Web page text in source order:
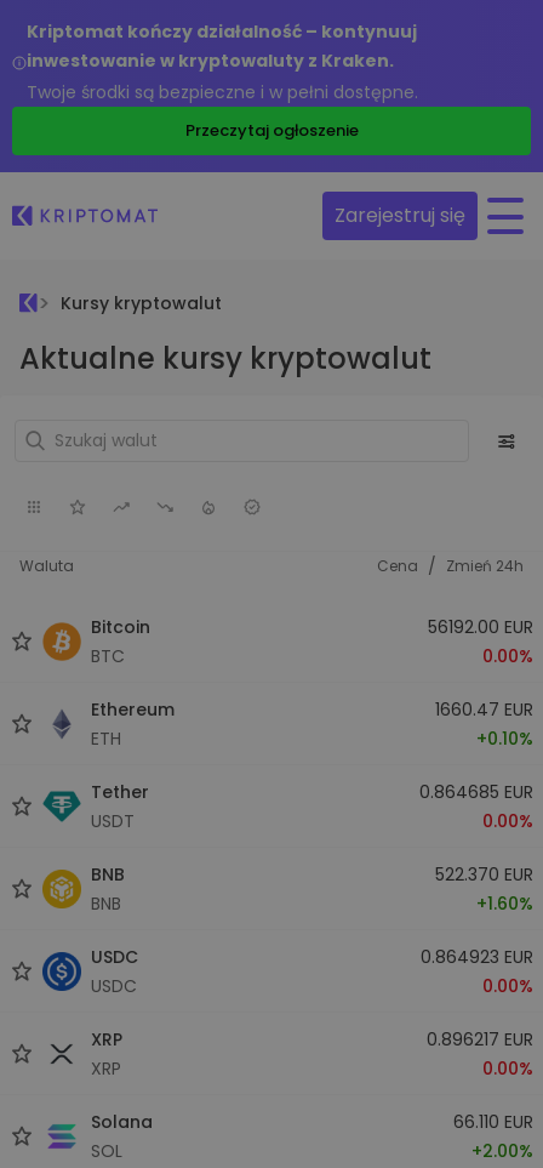
Kriptomat kończy działalność – kontynuuj
inwestowanie w kryptowaluty z Kraken.
Twoje środki są bezpieczne i w pełni dostępne.
Przeczytaj ogłoszenie
Zarejestruj się
Kursy kryptowalut
Aktualne kursy kryptowalut
Waluta Cena / Zmień 24h
Bitcoin
BTC
56192.00 EUR
0.00%
Ethereum
ETH
1660.47 EUR
+0.10%
Tether
USDT
0.864685 EUR
0.00%
BNB
BNB
522.370 EUR
+1.60%
USDC
USDC
0.864923 EUR
0.00%
XRP
XRP
0.896217 EUR
0.00%
Solana
SOL
66.110 EUR
+2.00%